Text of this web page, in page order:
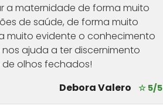
a maternidade de forma muito
de saúde, de forma muito
muito evidente o conhecimento
ajuda a ter discernimento
olhos fechados!
Debora Valero
☆ 5/5